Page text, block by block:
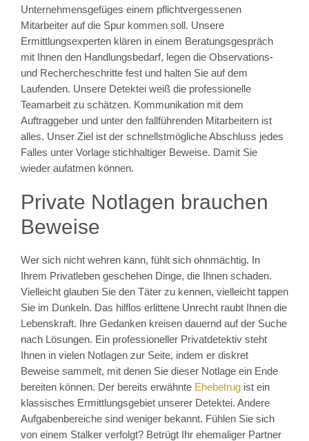
Unternehmensgefüges einem pflichtvergessenen
Mitarbeiter auf die Spur kommen soll. Unsere
Ermittlungsexperten klären in einem Beratungsgespräch
mit Ihnen den Handlungsbedarf, legen die Observations-
und Rechercheschritte fest und halten Sie auf dem
Laufenden. Unsere Detektei weiß die professionelle
Teamarbeit zu schätzen. Kommunikation mit dem
Auftraggeber und unter den fallführenden Mitarbeitern ist
alles. Unser Ziel ist der schnellstmögliche Abschluss jedes
Falles unter Vorlage stichhaltiger Beweise. Damit Sie
wieder aufatmen können.
Private Notlagen brauchen
Beweise
Wer sich nicht wehren kann, fühlt sich ohnmächtig. In
Ihrem Privatleben geschehen Dinge, die Ihnen schaden.
Vielleicht glauben Sie den Täter zu kennen, vielleicht tappen
Sie im Dunkeln. Das hilflos erlittene Unrecht raubt Ihnen die
Lebenskraft. Ihre Gedanken kreisen dauernd auf der Suche
nach Lösungen. Ein professioneller Privatdetektiv steht
Ihnen in vielen Notlagen zur Seite, indem er diskret
Beweise sammelt, mit denen Sie dieser Notlage ein Ende
bereiten können. Der bereits erwähnte Ehebetrug ist ein
klassisches Ermittlungsgebiet unserer Detektei. Andere
Aufgabenbereiche sind weniger bekannt. Fühlen Sie sich
von einem Stalker verfolgt? Betrügt Ihr ehemaliger Partner